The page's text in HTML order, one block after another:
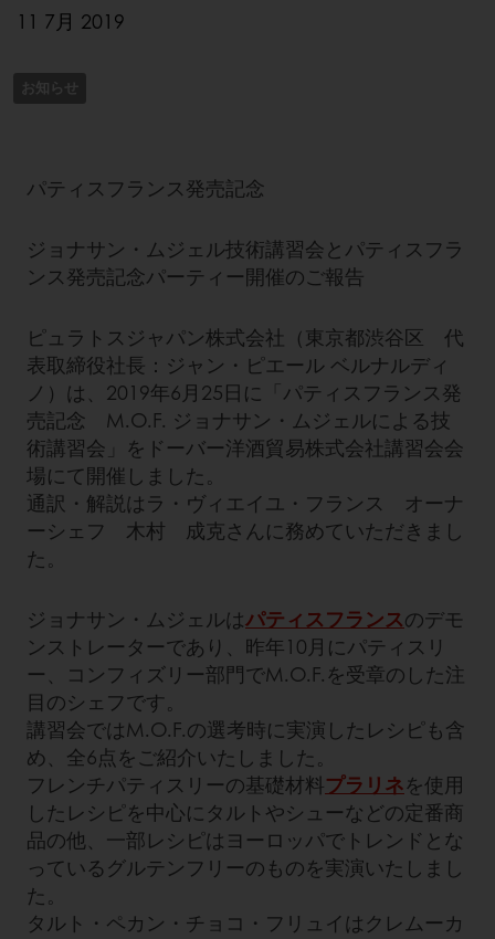
11 7月 2019
お知らせ
パティスフランス発売記念
ジョナサン・ムジェル技術講習会とパティスフラ
ンス発売記念パーティー開催のご報告
ピュラトスジャパン株式会社（東京都渋谷区 代
表取締役社長：ジャン・ピエール ベルナルディ
ノ）は、2019年6月25日に「パティスフランス発
売記念 M.O.F. ジョナサン・ムジェルによる技
術講習会」をドーバー洋酒貿易株式会社講習会会
場にて開催しました。
通訳・解説はラ・ヴィエイユ・フランス オーナ
ーシェフ 木村 成克さんに務めていただきまし
た。
ジョナサン・ムジェルはパティスフランスのデモ
ンストレーターであり、昨年10月にパティスリ
ー、コンフィズリー部門でM.O.F.を受章のした注
目のシェフです。
講習会ではM.O.F.の選考時に実演したレシピも含
め、全6点をご紹介いたしました。
フレンチパティスリーの基礎材料プラリネを使用
したレシピを中心にタルトやシューなどの定番商
品の他、一部レシピはヨーロッパでトレンドとな
っているグルテンフリーのものを実演いたしまし
た。
タルト・ペカン・チョコ・フリュイはクレムーカ